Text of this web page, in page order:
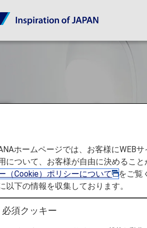
・シートマ
ご利用ガイド 機種・シートマップ
空機とシートマップを、機種別
ートマップ
ホームページでは、お客様にWEB
について、お客様が自由に決めるこ
（Cookie）ポリシーについて
をご覧
以下の情報を収集しております。
必須クッキー